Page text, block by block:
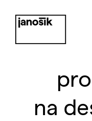
na